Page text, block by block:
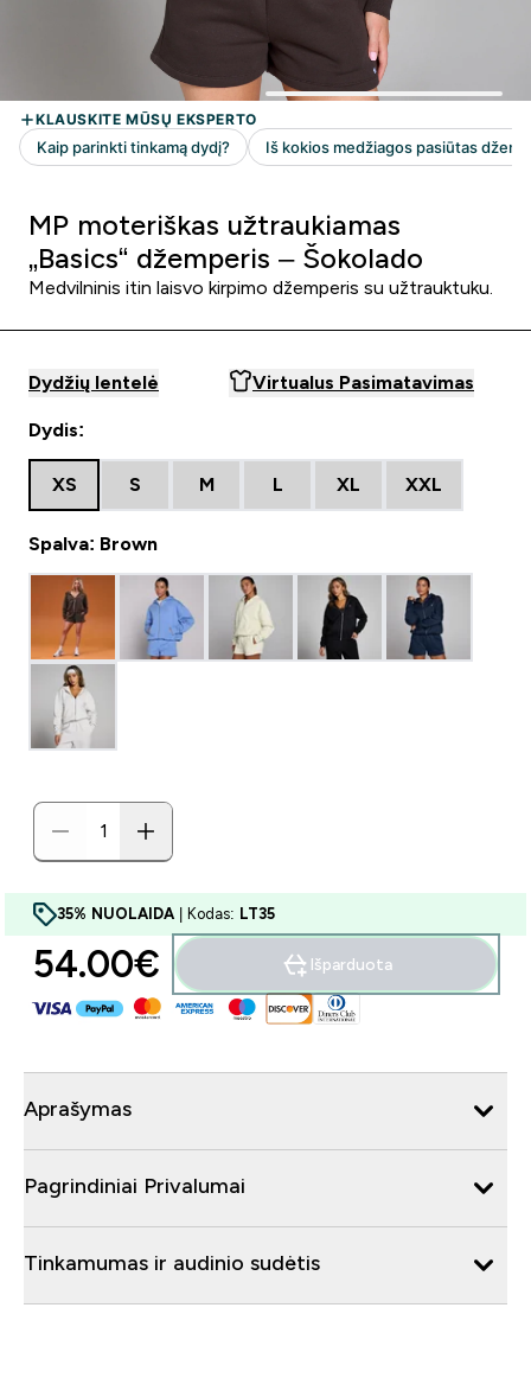
MP moteriškas užtraukiamas
„Basics“ džemperis – Šokolado
Medvilninis itin laisvo kirpimo džemperis su užtrauktuku.
Dydžių lentelė Virtualus Pasimatavimas
Dydis:
XS S M L XL XXL
Spalva: Brown
35% NUOLAIDA | Kodas: LT35
54.00€‎ Išparduota
Aprašymas
Pagrindiniai Privalumai
Tinkamumas ir audinio sudėtis